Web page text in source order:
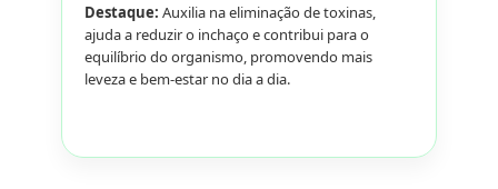
Destaque: Auxilia na eliminação de toxinas,
ajuda a reduzir o inchaço e contribui para o
equilíbrio do organismo, promovendo mais
leveza e bem-estar no dia a dia.